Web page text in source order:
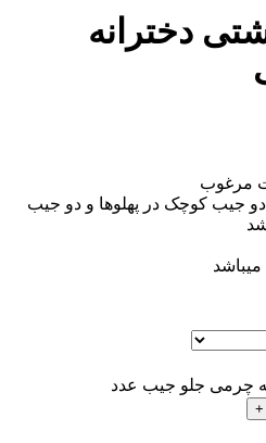
پشتی دخترانه
مرغوب
جیب کوچک در پهلوها و دو جیب